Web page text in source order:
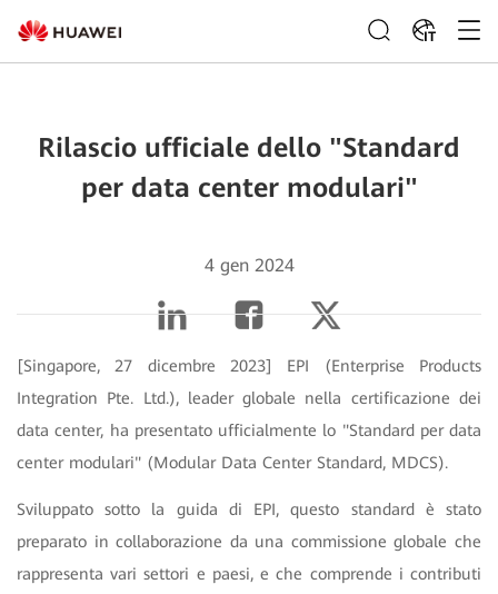
IT
Rilascio ufficiale dello "Standard
per data center modulari"
4 gen 2024
[Singapore, 27 dicembre 2023] EPI (Enterprise Products
Integration Pte. Ltd.), leader globale nella certificazione dei
data center, ha presentato ufficialmente lo "Standard per data
center modulari" (Modular Data Center Standard, MDCS).
Sviluppato sotto la guida di EPI, questo standard è stato
preparato in collaborazione da una commissione globale che
rappresenta vari settori e paesi, e che comprende i contributi